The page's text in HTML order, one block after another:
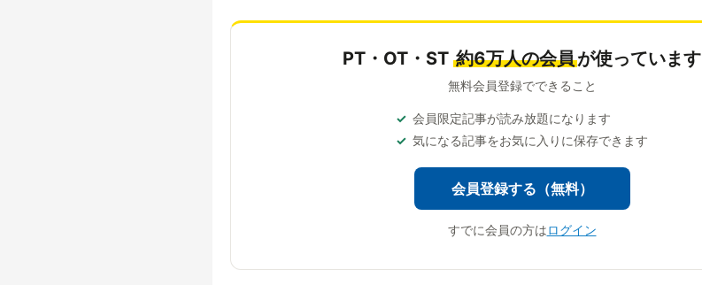
PT・OT・ST 約6万人の会員が使っています
無料会員登録でできること
会員限定記事が読み放題になります
気になる記事をお気に入りに保存できます
会員登録する（無料）
すでに会員の方はログイン